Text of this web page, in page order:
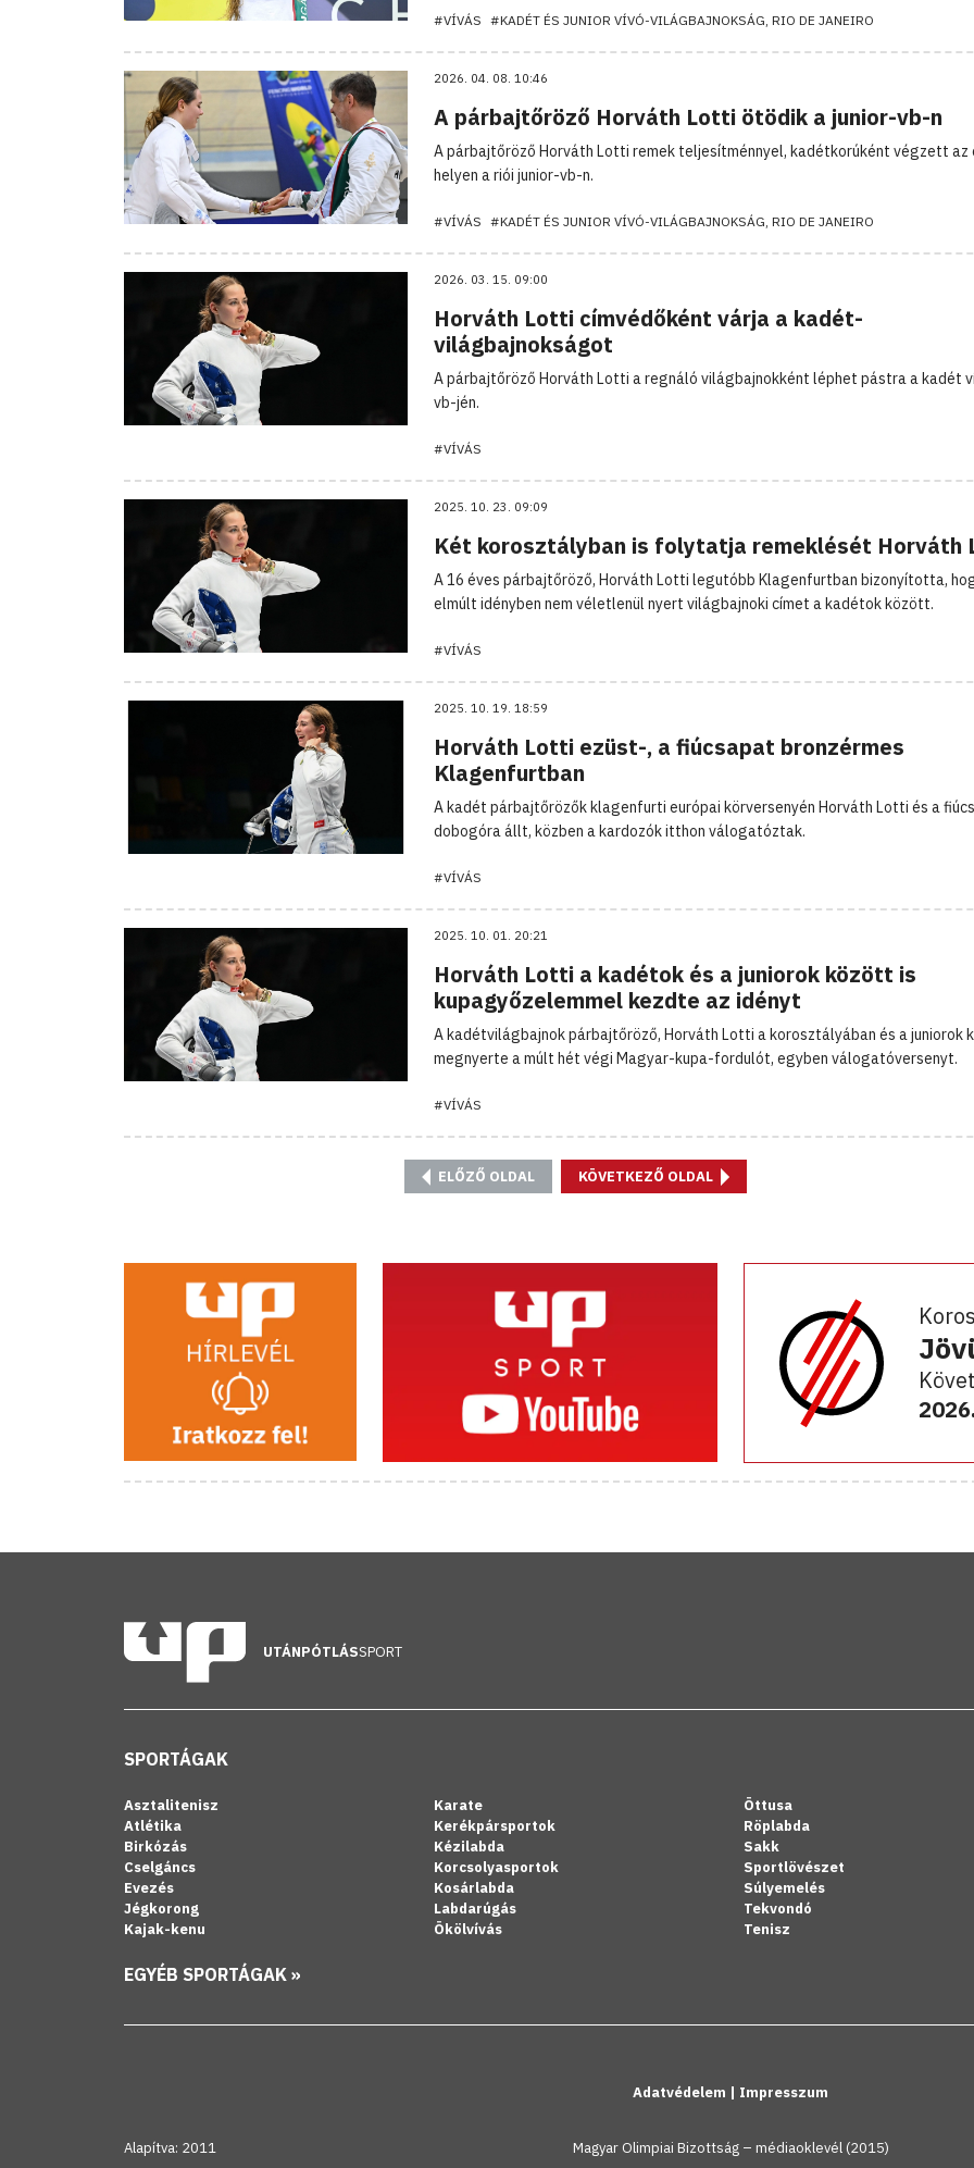
#VÍVÁS #KADÉT ÉS JUNIOR VÍVÓ-VILÁGBAJNOKSÁG, RIO DE JANEIRO
2026. 04. 08. 10:46
A párbajtőröző Horváth Lotti ötödik a junior-vb-n
A párbajtőröző Horváth Lotti remek teljesítménnyel, kadétkorúként végzett az
helyen a riói junior-vb-n.
#VÍVÁS #KADÉT ÉS JUNIOR VÍVÓ-VILÁGBAJNOKSÁG, RIO DE JANEIRO
2026. 03. 15. 09:00
Horváth Lotti címvédőként várja a kadét-
világbajnokságot
A párbajtőröző Horváth Lotti a regnáló világbajnokként léphet pástra a kadét
vb-jén.
#VÍVÁS
2025. 10. 23. 09:09
Két korosztályban is folytatja remeklését Horváth
A 16 éves párbajtőröző, Horváth Lotti legutóbb Klagenfurtban bizonyította,
elmúlt idényben nem véletlenül nyert világbajnoki címet a kadétok között.
#VÍVÁS
2025. 10. 19. 18:59
Horváth Lotti ezüst-, a fiúcsapat bronzérmes
Klagenfurtban
A kadét párbajtőrözők klagenfurti európai körversenyén Horváth Lotti és a
dobogóra állt, közben a kardozók itthon válogatóztak.
#VÍVÁS
2025. 10. 01. 20:21
Horváth Lotti a kadétok és a juniorok között is
kupagyőzelemmel kezdte az idényt
A kadétvilágbajnok párbajtőröző, Horváth Lotti a korosztályában és a juniorok
megnyerte a múlt hét végi Magyar-kupa-fordulót, egyben válogatóversenyt.
#VÍVÁS
ELŐZŐ OLDAL KÖVETKEZŐ OLDAL
UTÁNPÓTLÁSSPORT
SPORTÁGAK
Asztalitenisz
Atlétika
Birkózás
Cselgáncs
Evezés
Jégkorong
Kajak-kenu
Karate
Kerékpársportok
Kézilabda
Korcsolyasportok
Kosárlabda
Labdarúgás
Ökölvívás
Öttusa
Röplabda
Sakk
Sportlövészet
Súlyemelés
Tekvondó
Tenisz
EGYÉB SPORTÁGAK »
Adatvédelem | Impresszum
Alapítva: 2011
Magyar Olimpiai Bizottság – médiaoklevél (2015)